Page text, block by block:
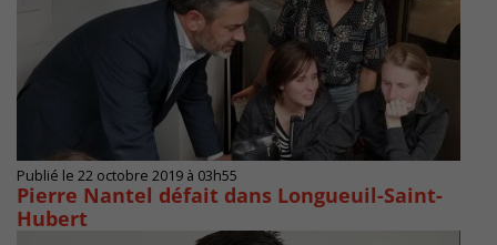
Publié le 22 octobre 2019 à 03h55
Pierre Nantel défait dans Longueuil-Saint-
Hubert